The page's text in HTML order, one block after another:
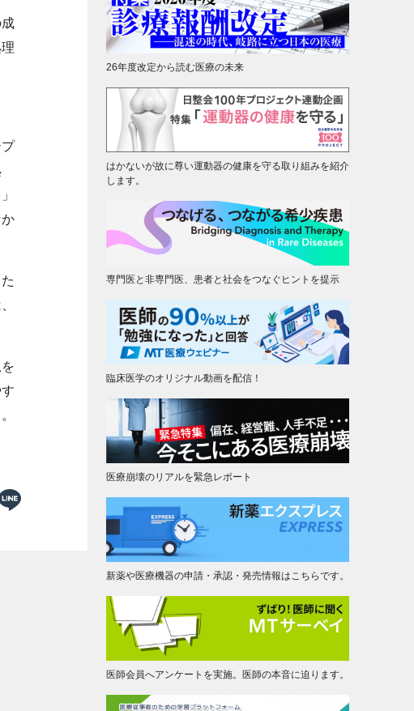
26年度改定から読む医療の未来
はかないが故に尊い運動器の健康を守る取り組みを紹介
します。
専門医と非専門医、患者と社会をつなぐヒントを提示
臨床医学のオリジナル動画を配信！
医療崩壊のリアルを緊急レポート
新薬や医療機器の申請・承認・発売情報はこちらです。
医師会員へアンケートを実施。医師の本音に迫ります。